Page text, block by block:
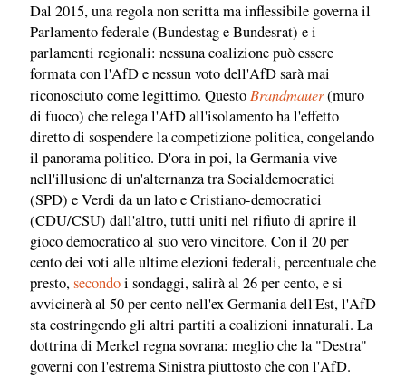
Dal 2015, una regola non scritta ma inflessibile governa il
Parlamento federale (Bundestag e Bundesrat) e i
parlamenti regionali: nessuna coalizione può essere
formata con l'AfD e nessun voto dell'AfD sarà mai
riconosciuto come legittimo. Questo Brandmauer(muro
di fuoco) che relega l'AfD all'isolamento ha l'effetto
diretto di sospendere la competizione politica, congelando
il panorama politico. D'ora in poi, la Germania vive
nell'illusione di un'alternanza tra Socialdemocratici
(SPD) e Verdi da un lato e Cristiano-democratici
(CDU/CSU) dall'altro, tutti uniti nel rifiuto di aprire il
gioco democratico al suo vero vincitore. Con il 20 per
cento dei voti alle ultime elezioni federali, percentuale che
presto,secondoi sondaggi, salirà al 26 per cento, e si
avvicinerà al 50 per cento nell'ex Germania dell'Est, l'AfD
sta costringendo gli altri partiti a coalizioni innaturali. La
dottrina di Merkel regna sovrana: meglio che la "Destra"
governi con l'estrema Sinistra piuttosto che con l'AfD.